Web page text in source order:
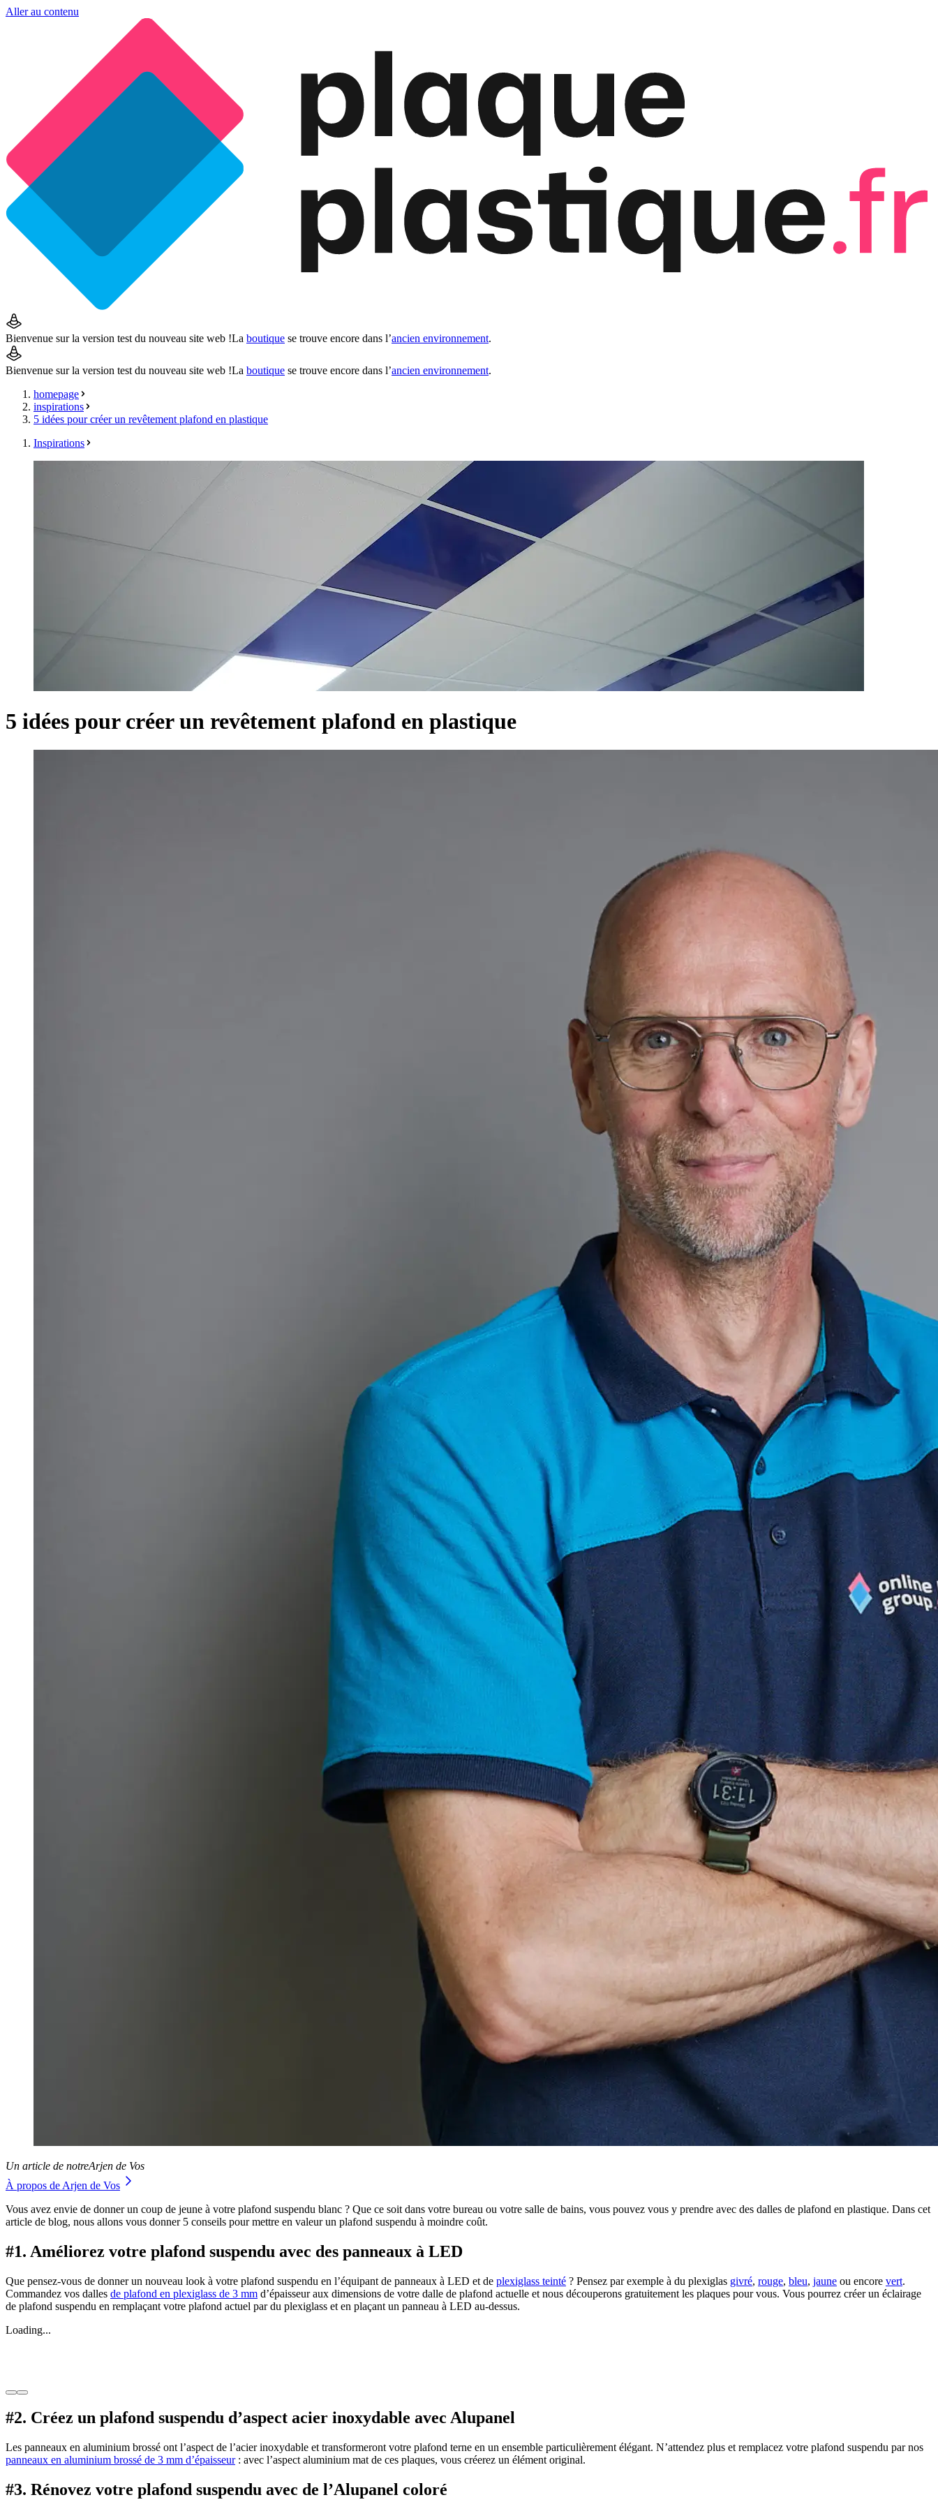
Aller au contenu
Bienvenue sur la version test du nouveau site web !La boutique se trouve encore dans l’ancien environnement.
Bienvenue sur la version test du nouveau site web !La boutique se trouve encore dans l’ancien environnement.
homepage
inspirations
5 idées pour créer un revêtement plafond en plastique
Inspirations
5 idées pour créer un revêtement plafond en plastique
Un article de notreArjen de Vos
À propos de Arjen de Vos
Vous avez envie de donner un coup de jeune à votre plafond suspendu blanc ? Que ce soit dans votre bureau ou votre salle de bains, vous pouvez vous y prendre avec des dalles de plafond en plastique. Dans cet
article de blog, nous allons vous donner 5 conseils pour mettre en valeur un plafond suspendu à moindre coût.
#1. Améliorez votre plafond suspendu avec des panneaux à LED
Que pensez-vous de donner un nouveau look à votre plafond suspendu en l’équipant de panneaux à LED et de plexiglass teinté ? Pensez par exemple à du plexiglas givré, rouge, bleu, jaune ou encore vert.
Commandez vos dalles de plafond en plexiglass de 3 mm d’épaisseur aux dimensions de votre dalle de plafond actuelle et nous découperons gratuitement les plaques pour vous. Vous pourrez créer un éclairage
de plafond suspendu en remplaçant votre plafond actuel par du plexiglass et en plaçant un panneau à LED au-dessus.
Loading...
#2. Créez un plafond suspendu d’aspect acier inoxydable avec Alupanel
Les panneaux en aluminium brossé ont l’aspect de l’acier inoxydable et transformeront votre plafond terne en un ensemble particulièrement élégant. N’attendez plus et remplacez votre plafond suspendu par nos
panneaux en aluminium brossé de 3 mm d’épaisseur: avec l’aspect aluminium mat de ces plaques, vous créerez un élément original.
#3. Rénovez votre plafond suspendu avec de l’Alupanel coloré